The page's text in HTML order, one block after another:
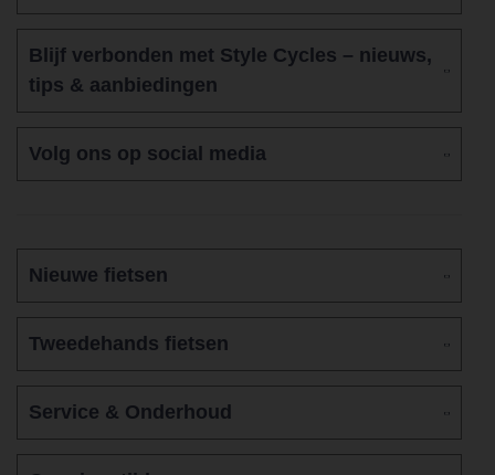
Blijf verbonden met Style Cycles – nieuws,
tips & aanbiedingen
Volg ons op social media
Nieuwe fietsen
Tweedehands fietsen
Service & Onderhoud